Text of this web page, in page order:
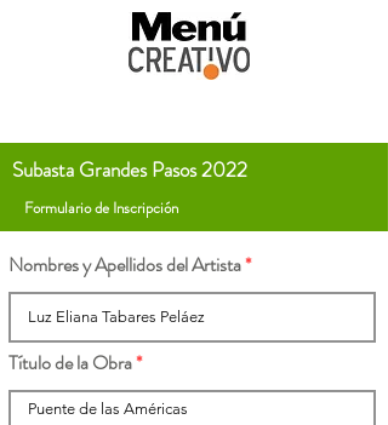
Subasta Grandes Pasos 2022
Formulario de Inscripción
Nombres y Apellidos del Artista
Título de la Obra